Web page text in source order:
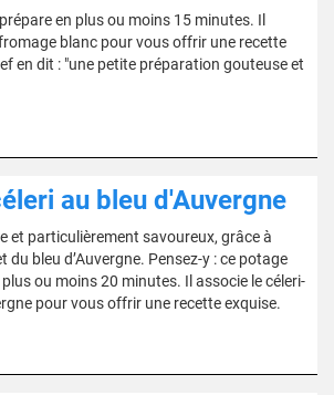
en plus ou moins 15 minutes. Il
blanc pour vous offrir une recette
en dit : "une petite préparation gouteuse et
au bleu d'Auvergne
et particulièrement savoureux, grâce à
du bleu d’Auvergne. Pensez-y : ce potage
ou moins 20 minutes. Il associe le céleri-
pour vous offrir une recette exquise.